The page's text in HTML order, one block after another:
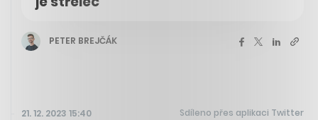
PETER BREJČÁK
21. 12. 2023 15:40 Sdíleno přes aplikaci Twitter